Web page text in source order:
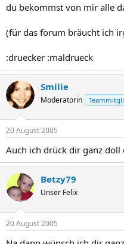
du bekommst von mir alle
(für das forum bräucht ich
:druecker :maldrueck
Smilie
Moderatorin
20 August 2005
Auch ich drück dir ganz doll
Betzy79
Unser Felix
20 August 2005